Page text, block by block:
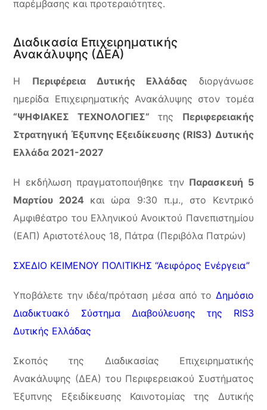
παρέμβασης και προτεραιότητες.
Διαδικασία Επιχειρηματικής
Ανακάλυψης (ΔΕΑ)
H Περιφέρεια Δυτικής Ελλάδας διοργάνωσε
ημερίδα Επιχειρηματικής Ανακάλυψης στον τομέα
“ΨΗΦΙΑΚΕΣ ΤΕΧΝΟΛΟΓΙΕΣ” της Περιφερειακής
Στρατηγική Έξυπνης Εξειδίκευσης (RIS3) Δυτικής
Ελλάδα 2021-2027
Η εκδήλωση πραγματοποιήθηκε την Παρασκευή 5
Μαρτίου 2024 και ώρα 9:30 π.μ., στο Κεντρικό
Αμφιθέατρο του Ελληνικού Ανοικτού Πανεπιστημίου
(ΕΑΠ) Αριστοτέλους 18, Πάτρα (Περιβόλα Πατρών)
ΣΧΕΔΙΟ ΚΕΙΜΕΝΟΥ ΠΟΛΙΤΙΚΗΣ “Αειφόρος Ενέργεια”
Υποβάλετε την ιδέα/πρόταση μέσα από το Δημόσιο
Διαδικτυακό Σύστημα Διαβούλευσης της RIS3
Δυτικής Ελλάδας
Σκοπός της Διαδικασίας Επιχειρηματικής
Ανακάλυψης (ΔΕΑ) του Περιφερειακού Συστήματος
Έξυπνης Εξειδίκευσης Καινοτομίας της Δυτικής